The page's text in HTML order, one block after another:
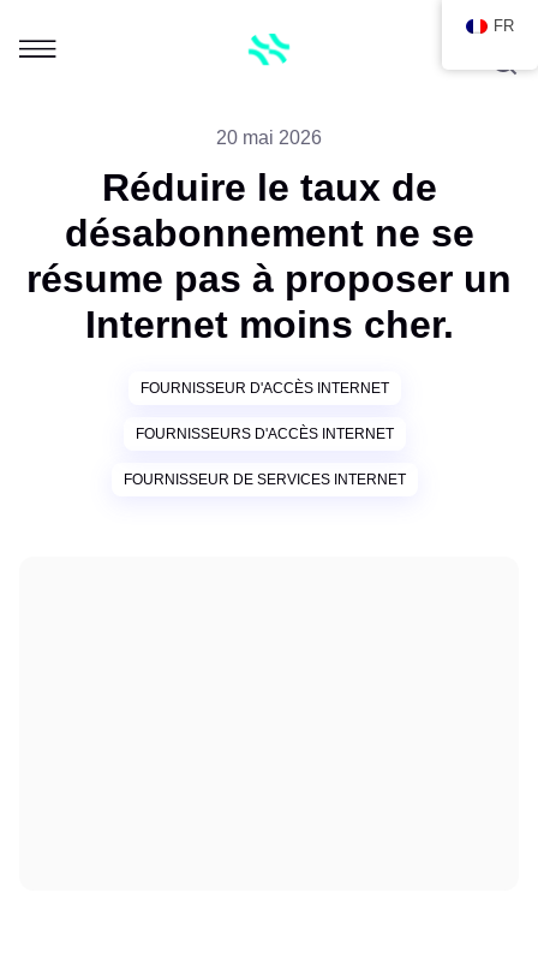
20 mai 2026
Réduire le taux de
désabonnement ne se
résume pas à proposer un
Internet moins cher.
FOURNISSEUR D'ACCÈS INTERNET
FOURNISSEURS D'ACCÈS INTERNET
FOURNISSEUR DE SERVICES INTERNET
FR